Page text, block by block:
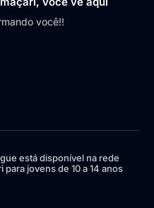
você!!
está disponível na rede
para jovens de 10 a 14 anos